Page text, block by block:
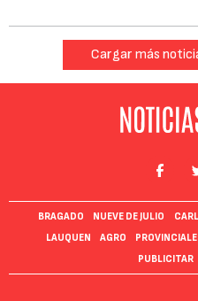
Cargar más
BRAGADO NUEVE DE JULIO
LAUQUEN
AGRO
PUBLICITAR